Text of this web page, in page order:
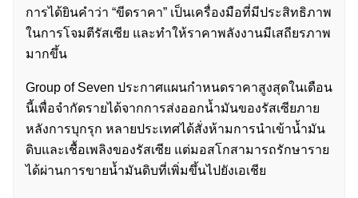
การได้ยินคำว่า “ขีดราคา” เป็นเครื่องมือที่มีประสิทธิภาพ
ในการโจมตีรัสเซีย และทำให้ราคาพลังงานมีเสถียรภาพ
มากขึ้น
Group of Seven ประกาศแผนกำหนดราคาสูงสุดในเดือน
นี้เพื่อจำกัดรายได้จากการส่งออกน้ำมันของรัสเซียภาย
หลังการบุกรุก หลายประเทศได้สั่งห้ามการนำเข้าน้ำมัน
ดิบและเชื้อเพลิงของรัสเซีย แต่มอสโกสามารถรักษาราย
ได้ผ่านการขายน้ำมันดิบที่เพิ่มขึ้นไปยังเอเชีย